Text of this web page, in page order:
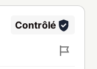
Contrôlé